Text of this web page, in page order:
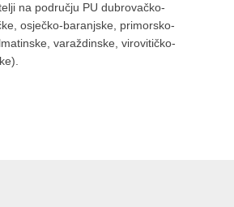
na području PU dubrovačko-
osječko-baranjske, primorsko-
varaždinske, virovitičko-